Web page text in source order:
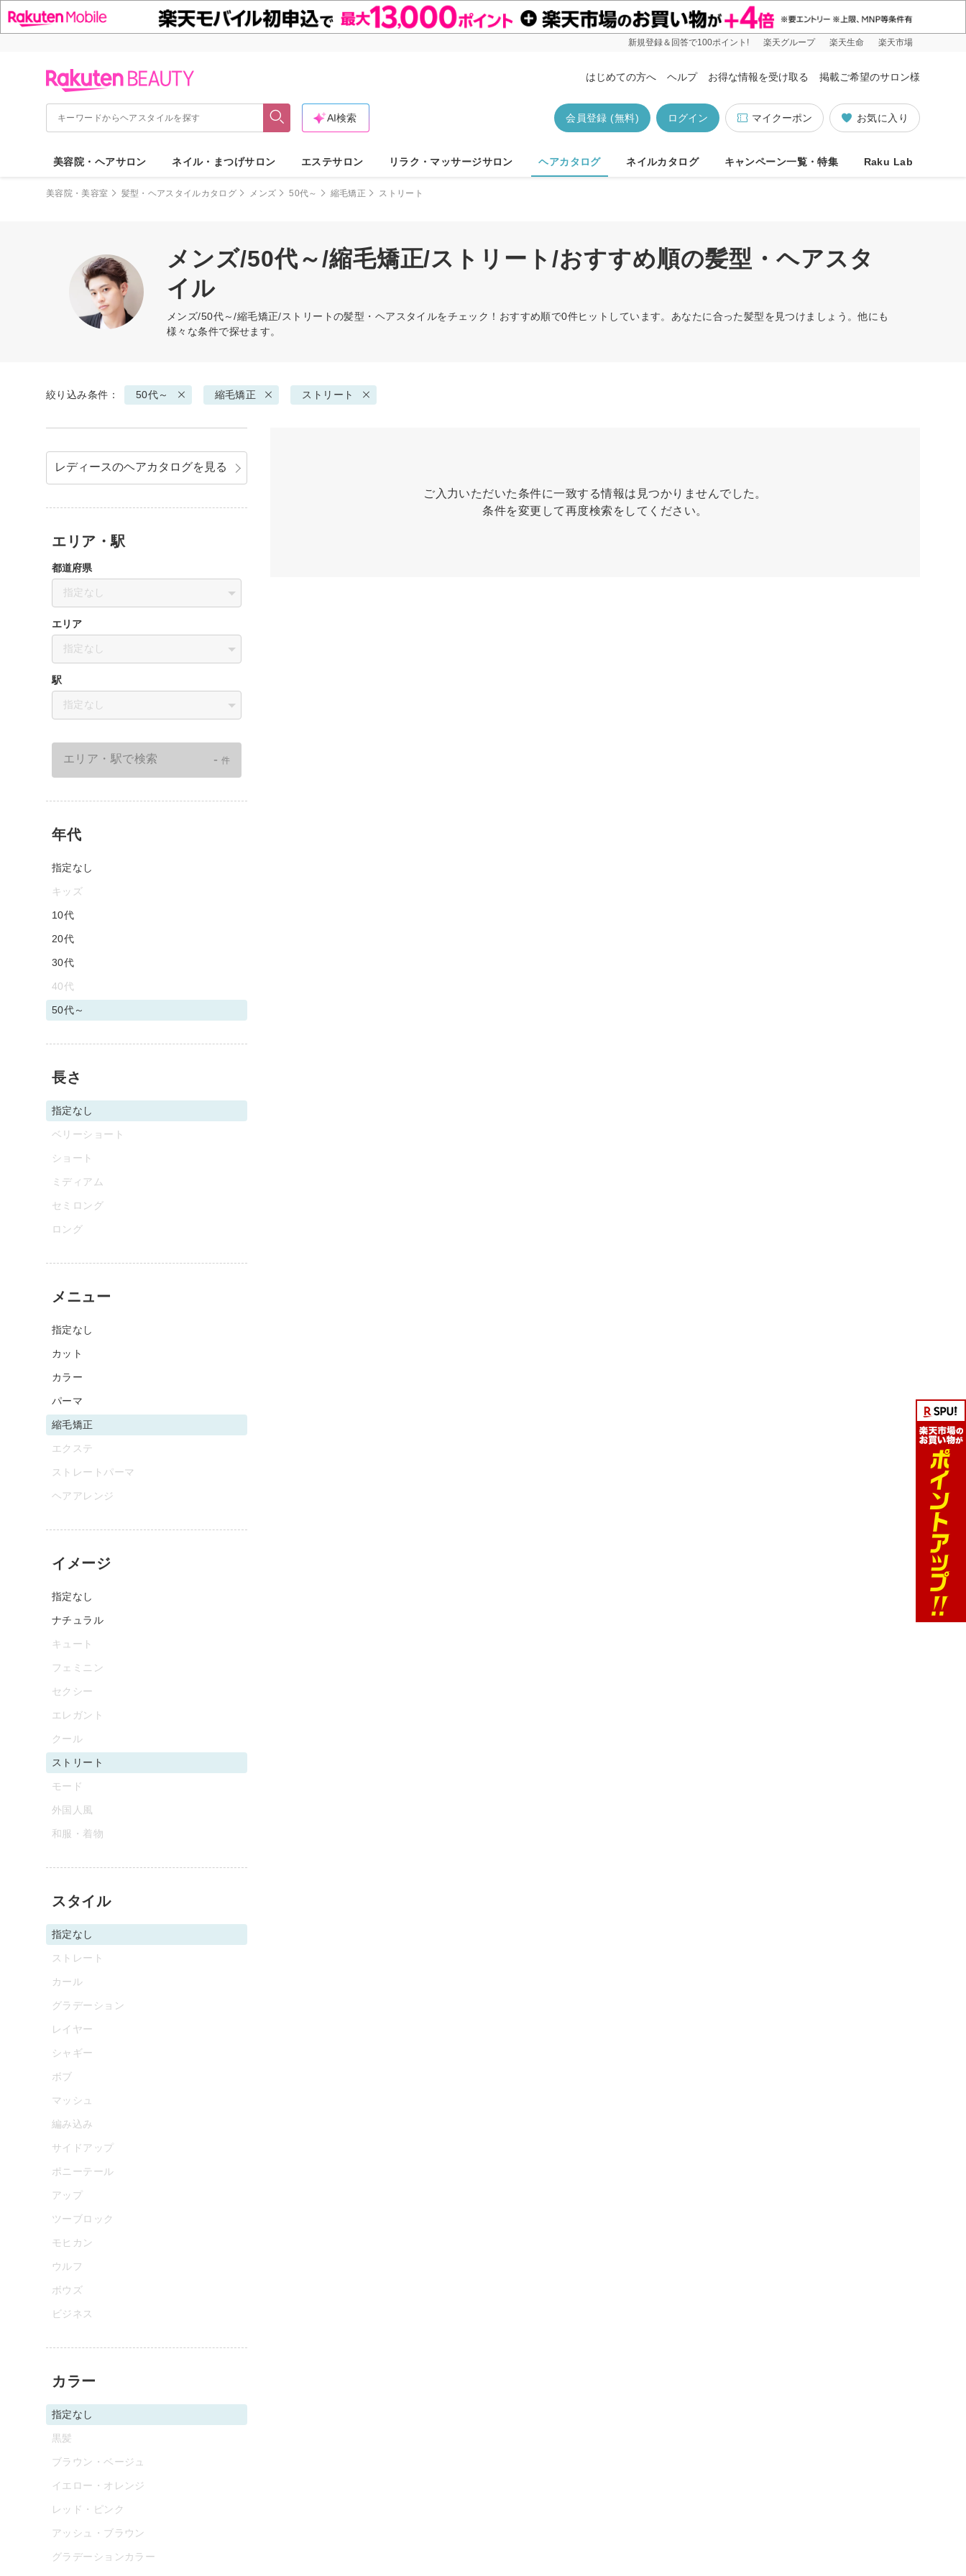
新規登録＆回答で100ポイント! 楽天グループ 楽天生命 楽天市場
はじめての方へ ヘルプ お得な情報を受け取る 掲載ご希望のサロン様
お気に入り
マイクーポン
ログイン
会員登録 (無料)
AI検索
美容院・ヘアサロン ネイル・まつげサロン エステサロン リラク・マッサージサロン ヘアカタログ ネイルカタログ キャンペーン一覧・特集 Raku Lab
美容院・美容室 髪型・ヘアスタイルカタログ メンズ 50代～ 縮毛矯正 ストリート
メンズ/50代～/縮毛矯正/ストリート/おすすめ順の髪型・ヘアスタ
イル
メンズ/50代～/縮毛矯正/ストリートの髪型・ヘアスタイルをチェック！おすすめ順で0件ヒットしています。あなたに合った髪型を見つけましょう。他にも
様々な条件で探せます。
絞り込み条件： 50代～ 縮毛矯正 ストリート
ご入力いただいた条件に一致する情報は見つかりませんでした。
条件を変更して再度検索をしてください。
レディースのヘアカタログを見る
エリア・駅
都道府県
指定なし
エリア
指定なし
駅
指定なし
エリア・駅で検索 - 件
年代
指定なし
キッズ
10代
20代
30代
40代
50代～
長さ
指定なし
ベリーショート
ショート
ミディアム
セミロング
ロング
メニュー
指定なし
カット
カラー
パーマ
縮毛矯正
エクステ
ストレートパーマ
ヘアアレンジ
イメージ
指定なし
ナチュラル
キュート
フェミニン
セクシー
エレガント
クール
ストリート
モード
外国人風
和服・着物
スタイル
指定なし
ストレート
カール
グラデーション
レイヤー
シャギー
ボブ
マッシュ
編み込み
サイドアップ
ポニーテール
アップ
ツーブロック
モヒカン
ウルフ
ボウズ
ビジネス
カラー
指定なし
黒髪
ブラウン・ベージュ
イエロー・オレンジ
レッド・ピンク
アッシュ・ブラウン
グラデーションカラー